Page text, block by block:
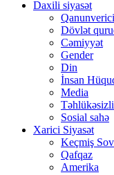
Daxili siyasət
Dövlət
Cəmiyyət
Gender
Din
İnsan
Media
Sosial sahə
Xarici Siyasət
Keçmiş
Qafqaz
Amerika